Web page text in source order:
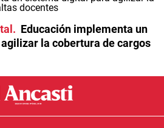
Educación implementa un
la cobertura de cargos